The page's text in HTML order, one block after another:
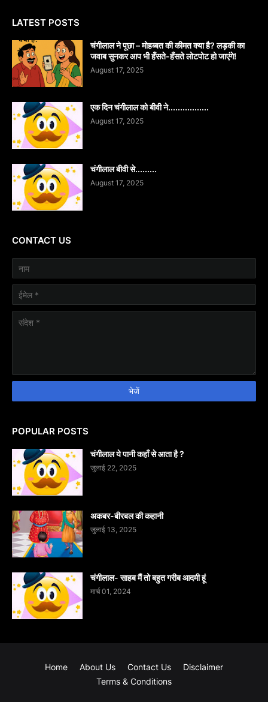
LATEST POSTS
चंगीलाल ने पूछा – मोहब्बत की कीमत क्या है? लड़की का
जवाब सुनकर आप भी हँसते-हँसते लोटपोट हो जाएंगे!
August 17, 2025
एक दिन चंगीलाल को बीवी ने.................
August 17, 2025
चंगीलाल बीवी से.........
August 17, 2025
CONTACT US
POPULAR POSTS
चंगीलाल ये पानी कहाँ से आता है ?
जुलाई 22, 2025
अकबर-बीरबल की कहानी
जुलाई 13, 2025
चंगीलाल- साहब मैं तो बहुत गरीब आदमी हूं
मार्च 01, 2024
Home About Us Contact Us
Disclaimer
Terms & Conditions